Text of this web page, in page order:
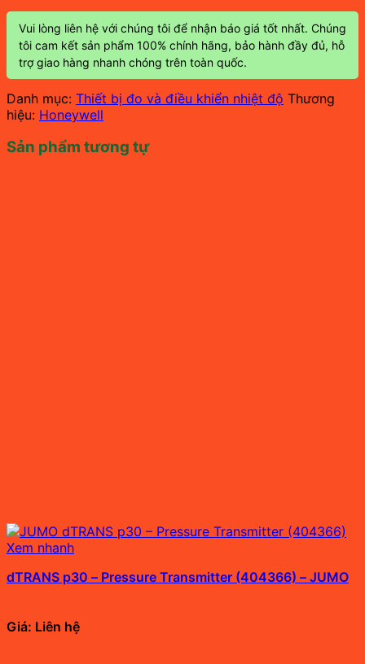
Vui lòng liên hệ với chúng tôi để nhận báo giá tốt nhất. Chúng
tôi cam kết sản phẩm 100% chính hãng, bảo hành đầy đủ, hỗ
trợ giao hàng nhanh chóng trên toàn quốc.
Danh mục: Thiết bị đo và điều khiển nhiệt độ Thương
hiệu: Honeywell
Sản phẩm tương tự
Xem nhanh
dTRANS p30 – Pressure Transmitter (404366) – JUMO
Giá: Liên hệ